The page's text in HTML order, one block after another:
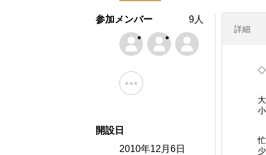
詳細
参加メンバー 9人
開設日
2010年12月6日